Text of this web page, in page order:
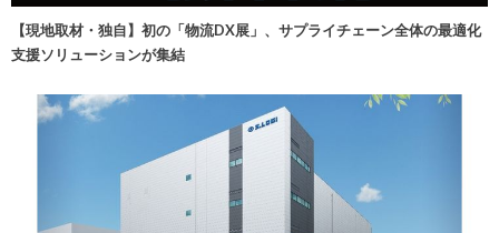
【現地取材・独自】初の「物流DX展」、サプライチェーン全体の最適化
支援ソリューションが集結